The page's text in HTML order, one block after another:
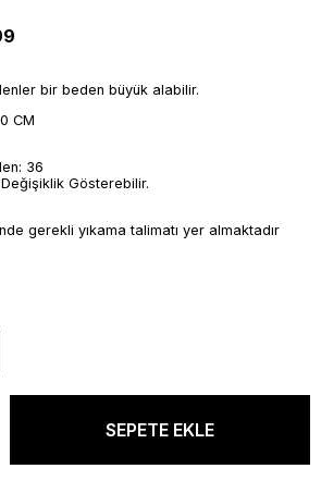
bir beden büyük alabilir.
CM
36
Gösterebilir.
gerekli yıkama talimatı yer almaktadır